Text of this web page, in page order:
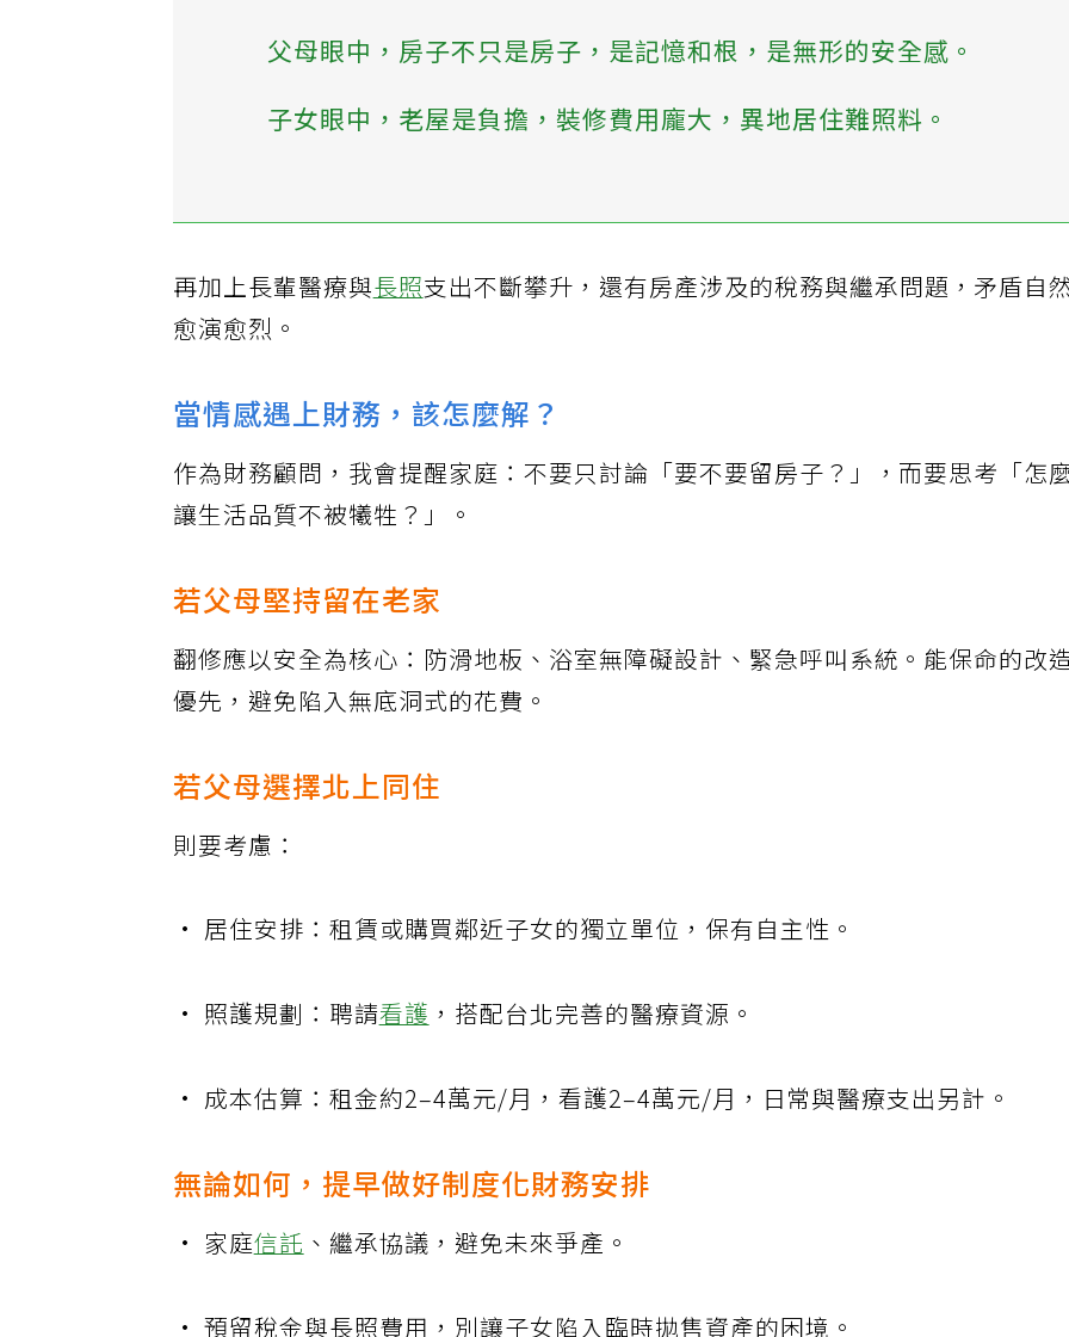
父母眼中，房子不只是房子，是記憶和根，是無形的安全感。
子女眼中，老屋是負擔，裝修費用龐大，異地居住難照料。
再加上長輩醫療與長照支出不斷攀升，還有房產涉及的稅務與繼承問題，矛盾自
愈演愈烈。
當情感遇上財務，該怎麼解？
作為財務顧問，我會提醒家庭：不要只討論「要不要留房子？」，而要思考「怎
讓生活品質不被犧牲？」。
若父母堅持留在老家
翻修應以安全為核心：防滑地板、浴室無障礙設計、緊急呼叫系統。能保命的改
優先，避免陷入無底洞式的花費。
若父母選擇北上同住
則要考慮：
• 居住安排：租賃或購買鄰近子女的獨立單位，保有自主性。
• 照護規劃：聘請看護 ，搭配台北完善的醫療資源。
• 成本估算：租金約2–4萬元/月，看護2–4萬元/月，日常與醫療支出另計。
無論如何，提早做好制度化財務安排
• 家庭信託 、繼承協議，避免未來爭產。